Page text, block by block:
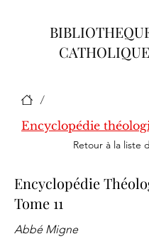
CATHOLIQUE
/
Retour à la liste
Encyclopédie
Tome 11
Abbé Migne